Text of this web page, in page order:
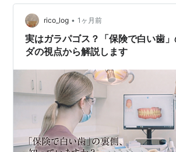
rico_log • 1ヶ月前
実はガラパゴス？「保険で白い歯
ダの視点から解説します